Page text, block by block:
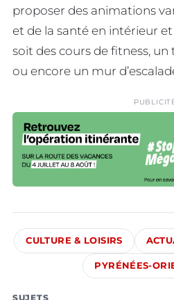
proposer des animations
et de la santé en intérieur
soit des cours de fitness,
ou encore un mur
CULTURE & LOISIRS
PYRÉNÉES-
SUJETS